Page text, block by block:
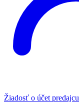
Žiadosť o účet predajcu